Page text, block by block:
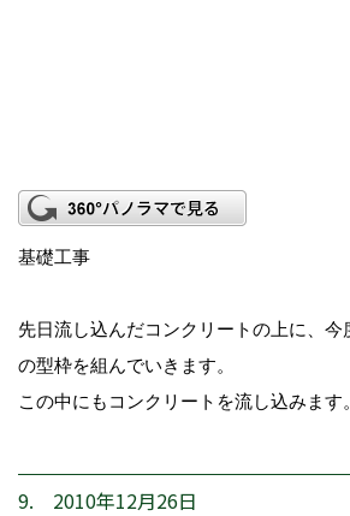
基礎工事
先日流し込んだコンクリートの上に、今
の型枠を組んでいきます。
この中にもコンクリートを流し込みます。
9. 2010年12月26日